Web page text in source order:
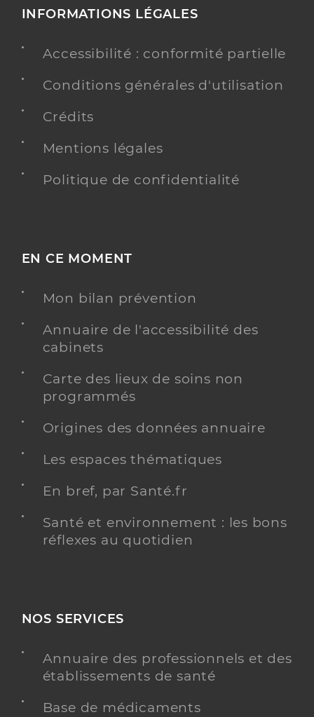
INFORMATIONS LÉGALES
Accessibilité : conformité partielle
Conditions générales d'utilisation
Crédits
Mentions légales
Politique de confidentialité
EN CE MOMENT
Mon bilan prévention
Annuaire de l'accessibilité des
cabinets
Carte des lieux de soins non
programmés
Origines des données annuaire
Les espaces thématiques
En bref, par Santé.fr
Santé et environnement : les bons
réflexes au quotidien
NOS SERVICES
Annuaire des professionnels et des
établissements de santé
Base de médicaments